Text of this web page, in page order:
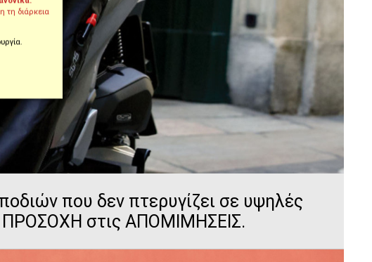
που δεν πτερυγίζει σε υψηλές
ΠΡΟΣΟΧΗ στις ΑΠΟΜΙΜΗΣΕΙΣ.
τη διάρκεια